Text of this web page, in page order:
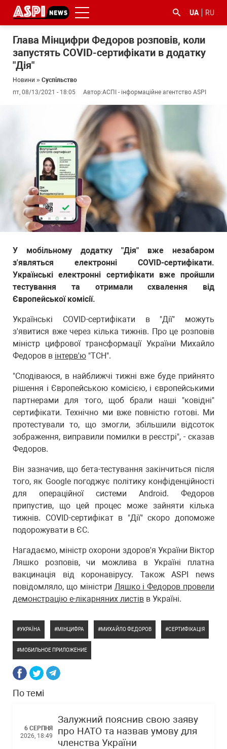
UA RU
Глава Мінцифри Федоров розповів, коли
запустять COVID-сертифікати в додатку
"Дія"
Новини » Суспільство
пт, 08/13/2021 - 18:05
Автор:АСПІ - інформаційне агентство ASPI
У мобільному додатку "Дія" вже незабаром
з'являться електронні COVID-сертифікати.
Українські електронні сертифікати вже пройшли
тестування та отримали схвалення від
Європейської комісії.
Українські COVID-сертифікати в "Дії" можуть
з'явитися вже через кілька тижнів. Про це розповів
міністр цифрової трансформації України Михайло
Федоров в інтерв'ю "ТСН".
"Сподіваюся, в найближчі тижні вже буде прийнято
рішення і Європейською комісією, і європейськими
партнерами для того, щоб брали наші "ковідні"
сертифікати. Технічно ми вже повністю готові. Ми
протестували то, що змогли, збільшили відсоток
зображення, виправили помилки в реєстрі", - сказав
Федоров.
Він зазначив, що бета-тестування закінчиться після
того, як Google погоджує політику конфіденційності
для операційної системи Android. Федоров
припустив, що цей процес може зайняти кілька
тижнів. COVID-сертифікат в "Дії" скоро допоможе
подорожувати в ЄС.
Нагадаємо, міністр охорони здоров'я України Віктор
Ляшко розповів, чи можлива в Україні платна
вакцинація від коронавірусу. Також ASPI news
повідомляло, що міністри Ляшко і Федоров провели
демонстрацію е-лікарняних листів в Україні.
УКРАЇНА МІНЦИФРА МИХАЙЛО ФЕДОРОВ СЕРТИФІКАЦІЯ
МОБИЛЬНОЕ ПРИЛОЖЕНИЕ
По темі
6 СЕРПНЯ
2026, 18:49
Залужний пояснив свою заяву
про НАТО та назвав умову для
членства України
#ДФС #Київ #коронавірус